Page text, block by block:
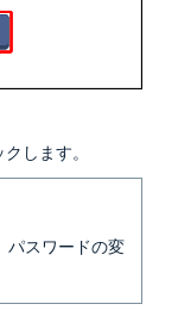
します。
パスワードの変